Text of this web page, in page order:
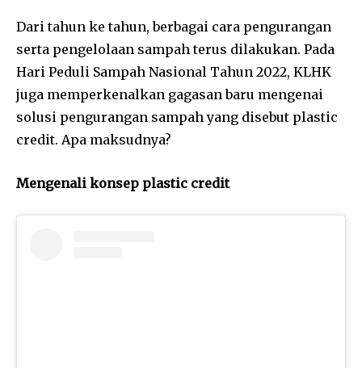
Dari tahun ke tahun, berbagai cara pengurangan
serta pengelolaan sampah terus dilakukan. Pada
Hari Peduli Sampah Nasional Tahun 2022, KLHK
juga memperkenalkan gagasan baru mengenai
solusi pengurangan sampah yang disebut plastic
credit. Apa maksudnya?
Mengenali konsep plastic credit